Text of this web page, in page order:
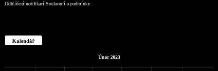
Odhlášení notifikací Soukromí a podmínky
Kalendář
Únor 2023